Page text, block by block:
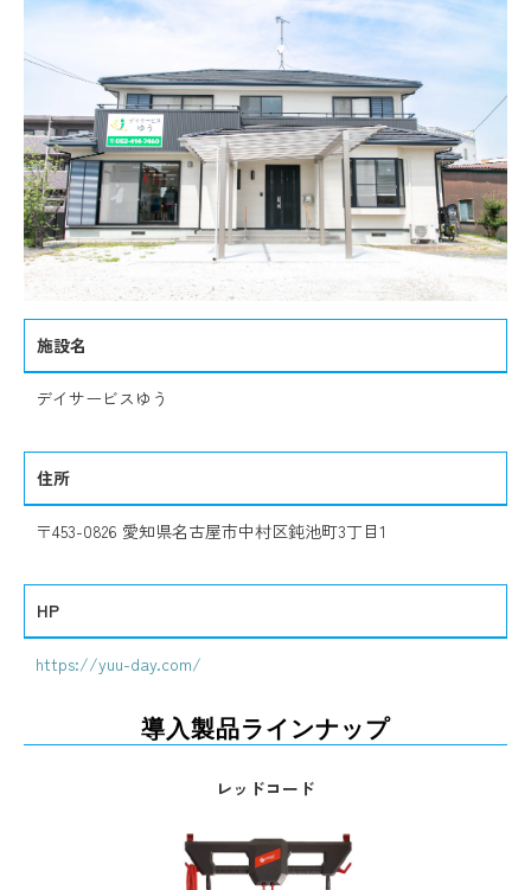
施設名
デイサービスゆう
住所
〒453-0826 愛知県名古屋市中村区鈍池町3丁目1
HP
https://yuu-day.com/
導入製品ラインナップ
レッドコード